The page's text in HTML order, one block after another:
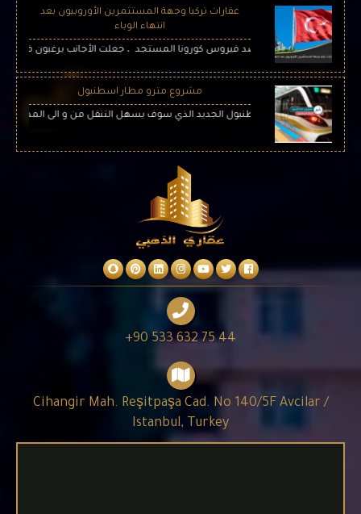
عقارات تركيا وجهة المستثمرين الأوروبيون بعد
انتهاء الوباء
تركيا في الحرب ضد فيروس كورونا المستجد ، جعلت الأجانب يرغبون في حمل
مشروع مترو مطار اسطنبول
مترو مطار اسطنبول الجديد الذي سوف يسهل التنقل من و الى المطار عبر
+90 533 632 75 44
Cihangir Mah. Reşitpaşa Cad. No 140/5F Avcilar /
Istanbul, Turkey